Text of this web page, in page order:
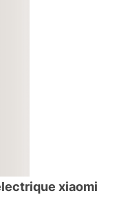
xiaomi